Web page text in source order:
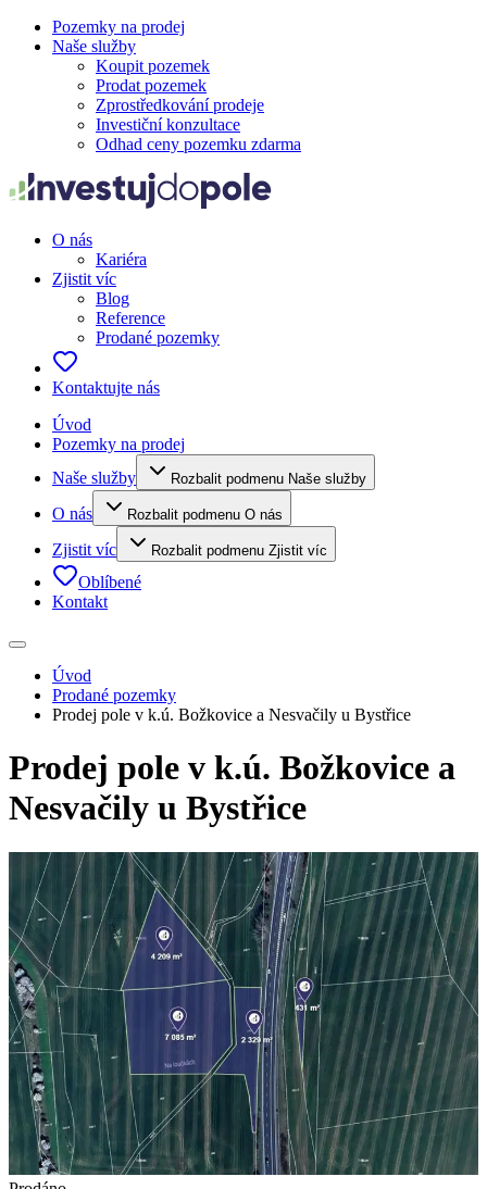
Pozemky na prodej
Naše služby
Koupit pozemek
Prodat pozemek
Zprostředkování prodeje
Investiční konzultace
Odhad ceny pozemku zdarma
O nás
Kariéra
Zjistit víc
Blog
Reference
Prodané pozemky
Kontaktujte nás
Úvod
Pozemky na prodej
Naše služby
Rozbalit podmenu Naše služby
O nás Rozbalit podmenu O nás
Zjistit víc Rozbalit podmenu Zjistit víc
Oblíbené
Kontakt
Úvod
Prodané pozemky
Prodej pole v k.ú. Božkovice a Nesvačily u Bystřice
Prodej pole v k.ú. Božkovice a
Nesvačily u Bystřice